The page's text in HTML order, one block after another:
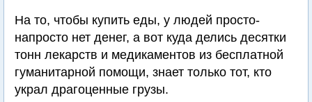
На то, чтобы купить еды, у людей просто-
напросто нет денег, а вот куда делись десятки
тонн лекарств и медикаментов из бесплатной
гуманитарной помощи, знает только тот, кто
украл драгоценные грузы.